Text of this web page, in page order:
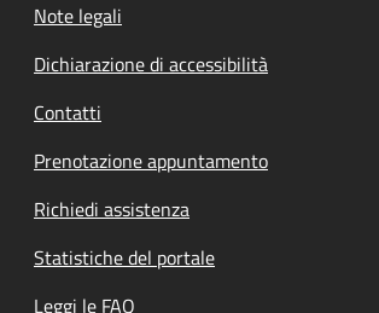
Note legali
Dichiarazione di accessibilità
Contatti
Prenotazione appuntamento
Richiedi assistenza
Statistiche del portale
Leggi le FAQ